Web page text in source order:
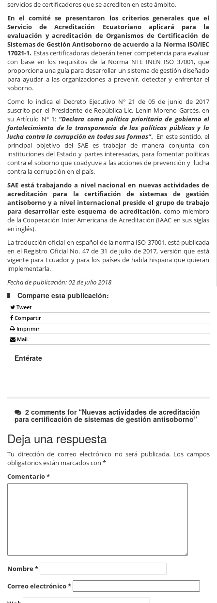
servicios de certificadores que se acrediten en este ámbito.
En el comité se presentaron los criterios generales que el
Servicio de Acreditación Ecuatoriano aplicará para la
evaluación y acreditación de Organismos de Certificación de
Sistemas de Gestión Antisoborno de acuerdo a la Norma ISO/IEC
17021-1. Estas certificadoras deberán tener competencia para evaluar
con base en los requisitos de la Norma NTE INEN ISO 37001, que
proporciona una guía para desarrollar un sistema de gestión diseñado
para ayudar a las organizaciones a prevenir, detectar y enfrentar el
soborno.
Como lo indica el Decreto Ejecutivo N° 21 de 05 de junio de 2017
suscrito por el Presidente de República Lic. Lenin Moreno Garcés, en
su Artículo Nº 1: “Declara como política prioritaria de gobierno el
fortalecimiento de la transparencia de las políticas públicas y la
lucha contra la corrupción en todas sus formas”. En este sentido, el
principal objetivo del SAE es trabajar de manera conjunta con
instituciones del Estado y partes interesadas, para fomentar políticas
contra el soborno que coadyuve a las acciones de prevención y lucha
contra la corrupción en el país.
SAE está trabajando a nivel nacional en nuevas actividades de
acreditación para la certifiación de sistemas de gestión
antisoborno y a nivel internacional preside el grupo de trabajo
para desarrollar este esquema de acreditación, como miembro
de la Cooperación Inter Americana de Acreditación (IAAC en sus siglas
en inglés).
La traducción oficial en español de la norma ISO 37001, está publicada
en el Registro Oficial No. 47 de 31 de julio de 2017, versión que está
vigente para Ecuador y para los países de habla hispana que quieran
implementarla.
Fecha de publicación: 02 de julio 2018
Comparte esta publicación:
Tweet
Compartir
Imprimir
Mail
Entérate
2 comments for “Nuevas actividades de acreditación
para certificación de sistemas de gestión antisoborno”
Deja una respuesta
Tu dirección de correo electrónico no será publicada. Los campos
obligatorios están marcados con *
Comentario*
Nombre*
Correo electrónico*